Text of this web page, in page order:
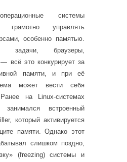
системы
управлять
особенно памятью.
задачи, браузеры,
всё это конкурирует за
памяти, и при её
может вести себя
на Linux-системах
встроенный
который активируется
памяти. Однако этот
слишком поздно,
(freezing) системы и